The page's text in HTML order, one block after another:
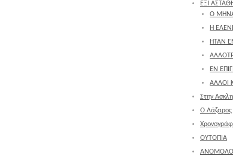
ΕΞΙ
Ο
Η
ΗΤΑΝ
ΕΝ
ΑΛΛΟΙ
Στην
Ο Λάζαρος
ΟΥΤΟΠΙΑ